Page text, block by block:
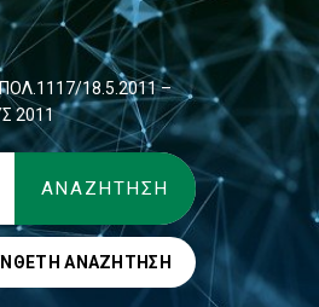
18.5.2011 –
2011
ΑΝΑΖΉΤΗΣΗ